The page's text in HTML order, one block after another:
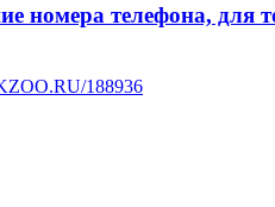
телефона, для
188936